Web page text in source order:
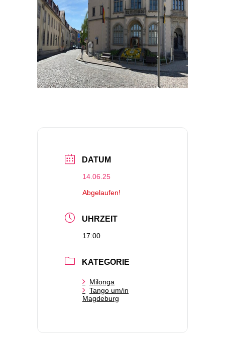
DATUM
14.06.25
Abgelaufen!
UHRZEIT
17:00
KATEGORIE
Milonga
Tango um/in
Magdeburg